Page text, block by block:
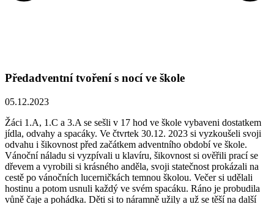
Předadventní tvoření s nocí ve škole
05.12.2023
Žáci 1.A, 1.C a 3.A se sešli v 17 hod ve škole vybaveni dostatkem
jídla, odvahy a spacáky. Ve čtvrtek 30.12. 2023 si vyzkoušeli svoji
odvahu i šikovnost před začátkem adventního období ve škole.
Vánoční náladu si vyzpívali u klavíru, šikovnost si ověřili prací se
dřevem a vyrobili si krásného anděla, svoji statečnost prokázali na
cestě po vánočních lucerničkách temnou školou. Večer si udělali
hostinu a potom usnuli každý ve svém spacáku. Ráno je probudila
vůně čaje a pohádka. Děti si to náramně užily a už se těší na další